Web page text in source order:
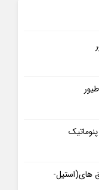
های(استیل-